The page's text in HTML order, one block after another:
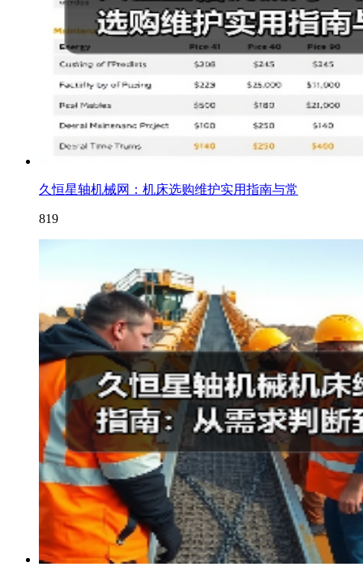
久恒星轴机械网：机床选购维护实用指南与常
819